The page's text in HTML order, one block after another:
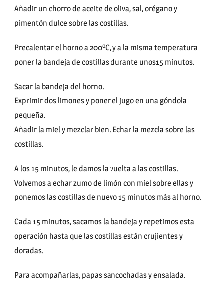
Añadir un chorro de aceite de oliva, sal, orégano y
pimentón dulce sobre las costillas.
Precalentar el horno a 200ºC, y a la misma temperatura
poner la bandeja de costillas durante unos15 minutos.
Sacar la bandeja del horno.
Exprimir dos limones y poner el jugo en una góndola
pequeña.
Añadir la miel y mezclar bien. Echar la mezcla sobre las
costillas.
A los 15 minutos, le damos la vuelta a las costillas.
Volvemos a echar zumo de limón con miel sobre ellas y
ponemos las costillas de nuevo 15 minutos más al horno.
Cada 15 minutos, sacamos la bandeja y repetimos esta
operación hasta que las costillas están crujientes y
doradas.
Para acompañarlas, papas sancochadas y ensalada.